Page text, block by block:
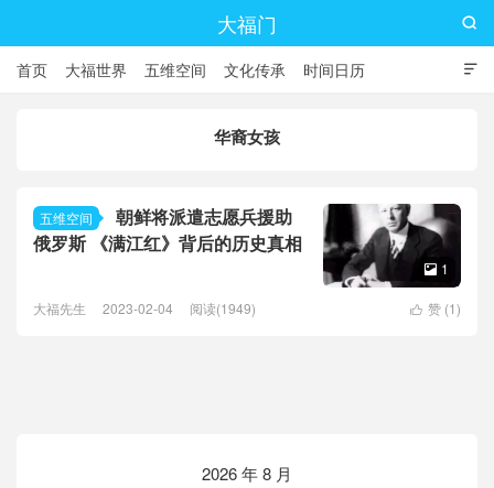
大福门

首页 大福世界 五维空间 文化传承 时间日历

华裔女孩
五维空间
朝鲜将派遣志愿兵援助
俄罗斯 《满江红》背后的历史真相
 1
 赞 (1)
大福先生 2023-02-04 阅读(1949)
2026 年 8 月